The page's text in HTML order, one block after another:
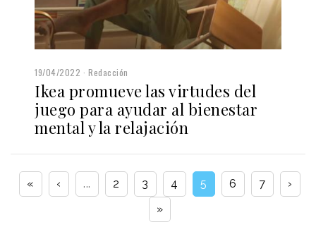
19/04/2022 Redacción
Ikea promueve las virtudes del
juego para ayudar al bienestar
mental y la relajación
« ‹ ... 2 3 4 5 6 7
›
»